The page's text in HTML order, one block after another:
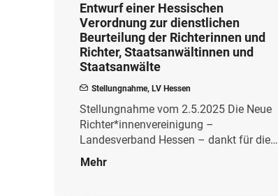
Entwurf einer Hessischen
Verordnung zur dienstlichen
Beurteilung der Richterinnen und
Richter, Staatsanwältinnen und
Staatsanwälte
Stellungnahme, LV Hessen
Stellungnahme vom 2.5.2025 Die Neue
Richter*innenvereinigung –
Landesverband Hessen – dankt für die…
Mehr